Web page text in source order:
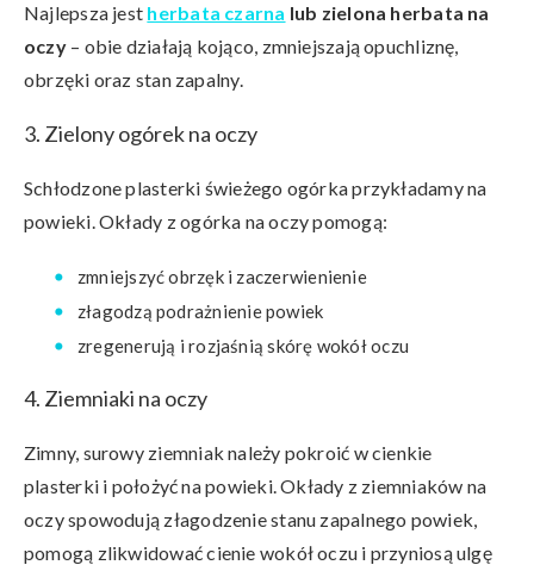
Najlepsza jest herbata czarna lub zielona herbata na
oczy – obie działają kojąco, zmniejszają opuchliznę,
obrzęki oraz stan zapalny.
3. Zielony ogórek na oczy
Schłodzone plasterki świeżego ogórka przykładamy na
powieki. Okłady z ogórka na oczy pomogą:
zmniejszyć obrzęk i zaczerwienienie
złagodzą podrażnienie powiek
zregenerują i rozjaśnią skórę wokół oczu
4. Ziemniaki na oczy
Zimny, surowy ziemniak należy pokroić w cienkie
plasterki i położyć na powieki. Okłady z ziemniaków na
oczy spowodują złagodzenie stanu zapalnego powiek,
pomogą zlikwidować cienie wokół oczu i przyniosą ulgę